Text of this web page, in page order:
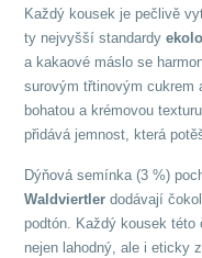
Každý kousek je pečlivě
ty nejvyšší standardy
a kakaové máslo se
surovým třtinovým cukrem
bohatou a krémovou
přidává jemnost, která
Dýňová semínka (3 %)
Waldviertlerdodávají
podtón. Každý kousek této
nejen lahodný, ale i eticky